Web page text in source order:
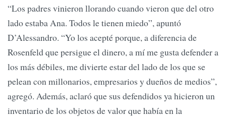
“Los padres vinieron llorando cuando vieron que del otro
lado estaba Ana. Todos le tienen miedo”, apuntó
D’Alessandro. “Yo los acepté porque, a diferencia de
Rosenfeld que persigue el dinero, a mí me gusta defender a
los más débiles, me divierte estar del lado de los que se
pelean con millonarios, empresarios y dueños de medios”,
agregó. Además, aclaró que sus defendidos ya hicieron un
inventario de los objetos de valor que había en la